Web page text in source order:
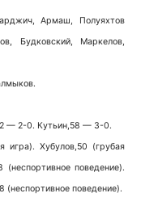
Армаш, Полуяхтов
Будковский, Маркелов,
— 2-0. Кутьин,58 — 3-0.
игра). Хубулов,50 (грубая
поведение).
(неспортивное поведение).